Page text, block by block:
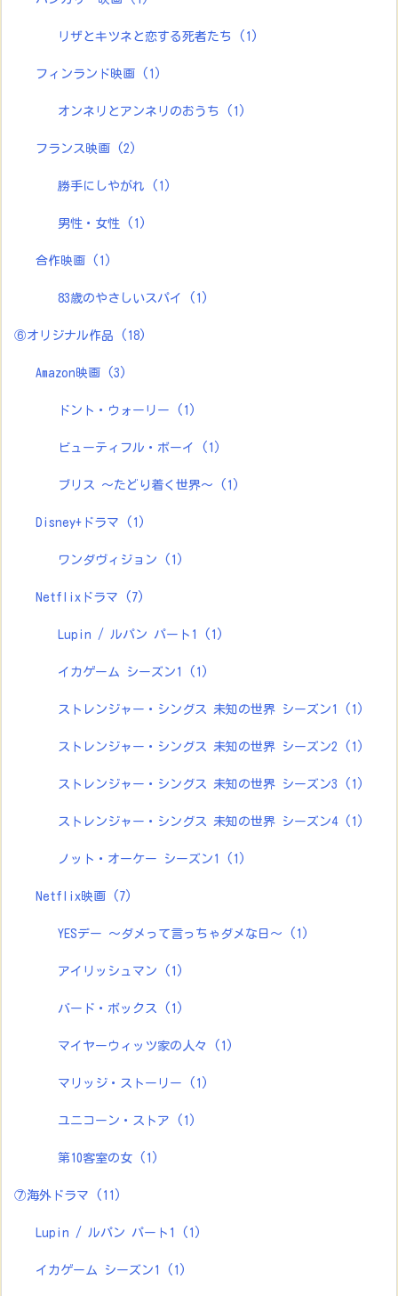
リザとキツネと恋する死者たち (1)
フィンランド映画 (1)
オンネリとアンネリのおうち (1)
フランス映画 (2)
勝手にしやがれ (1)
男性・女性 (1)
合作映画 (1)
83歳のやさしいスパイ (1)
⑥オリジナル作品 (18)
Amazon映画 (3)
ドント・ウォーリー (1)
ビューティフル・ボーイ (1)
ブリス ～たどり着く世界～ (1)
Disney+ドラマ (1)
ワンダヴィジョン (1)
Netflixドラマ (7)
Lupin / ルパン パート1 (1)
イカゲーム シーズン1 (1)
ストレンジャー・シングス 未知の世界 シーズン1 (1)
ストレンジャー・シングス 未知の世界 シーズン2 (1)
ストレンジャー・シングス 未知の世界 シーズン3 (1)
ストレンジャー・シングス 未知の世界 シーズン4 (1)
ノット・オーケー シーズン1 (1)
Netflix映画 (7)
YESデー ～ダメって言っちゃダメな日～ (1)
アイリッシュマン (1)
バード・ボックス (1)
マイヤーウィッツ家の人々 (1)
マリッジ・ストーリー (1)
ユニコーン・ストア (1)
第10客室の女 (1)
⑦海外ドラマ (11)
Lupin / ルパン パート1 (1)
イカゲーム シーズン1 (1)